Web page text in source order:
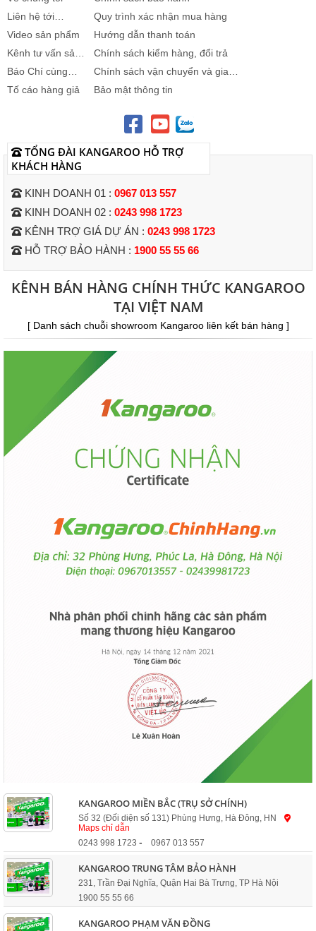
Liên hệ tới
Video sản phẩm
Kênh tư vấn sản
Báo Chí cùng
Kangaroo
Tố cáo hàng giả
Quy trình xác nhận mua hàng
Hướng dẫn thanh toán
Chính sách kiểm hàng, đổi trả
Chính sách vận chuyển và giao
Bảo mật thông tin
TỔNG ĐÀI KANGAROO HỖ TRỢ
KHÁCH HÀNG
KINH DOANH 01 : 0967 013 557
KINH DOANH 02 : 0243 998 1723
KÊNH TRỢ GIÁ DỰ ÁN : 0243 998 1723
HỖ TRỢ BẢO HÀNH : 1900 55 55 66
KÊNH BÁN HÀNG CHÍNH THỨC KANGAROO
TẠI VIỆT NAM
[ Danh sách chuỗi showroom Kangaroo liên kết bán hàng ]
KANGAROO MIỀN BẮC (TRỤ SỞ CHÍNH)
Số 32 (Đối diện số 131) Phùng Hưng, Hà Đông, HN
Maps chỉ dẫn
0243 998 1723 - 0967 013 557
KANGAROO TRUNG TÂM BẢO HÀNH
231, Trần Đại Nghĩa, Quận Hai Bà Trưng, TP Hà Nội
1900 55 55 66
KANGAROO PHẠM VĂN ĐỒNG